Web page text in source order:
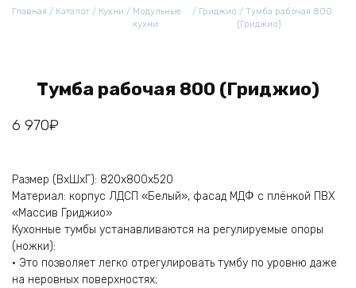
Главная / Каталог / Кухни / Модульные
кухни
/ Гриджио / Тумба рабочая 800
(Гриджио)
Тумба рабочая 800 (Гриджио)
6 970₽
Размер (ВхШхГ): 820х800х520
Материал: корпус ЛДСП «Белый», фасад МДФ с плёнкой ПВХ
«Массив Гриджио»
Кухонные тумбы устанавливаются на регулируемые опоры
(ножки):
• Это позволяет легко отрегулировать тумбу по уровню даже
на неровных поверхностях;